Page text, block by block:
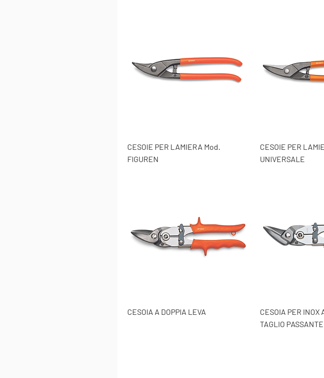
CESOIE PER LAMIERA Mod.
FIGUREN
CESOIE PER
UNIVERSALE
CESOIA A DOPPIA LEVA
CESOIA PER INOX
TAGLIO PASSANTE